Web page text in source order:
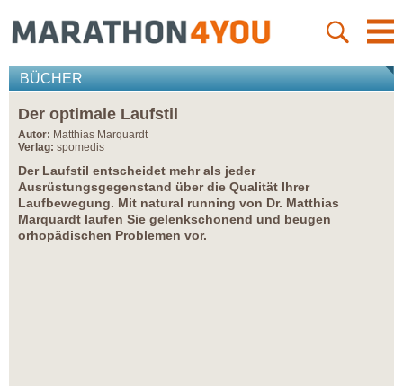
BÜCHER
Der optimale Laufstil
Autor: Matthias Marquardt
Verlag: spomedis
Der Laufstil entscheidet mehr als jeder
Ausrüstungsgegenstand über die Qualität Ihrer
Laufbewegung. Mit natural running von Dr. Matthias
Marquardt laufen Sie gelenkschonend und beugen
orhopädischen Problemen vor.